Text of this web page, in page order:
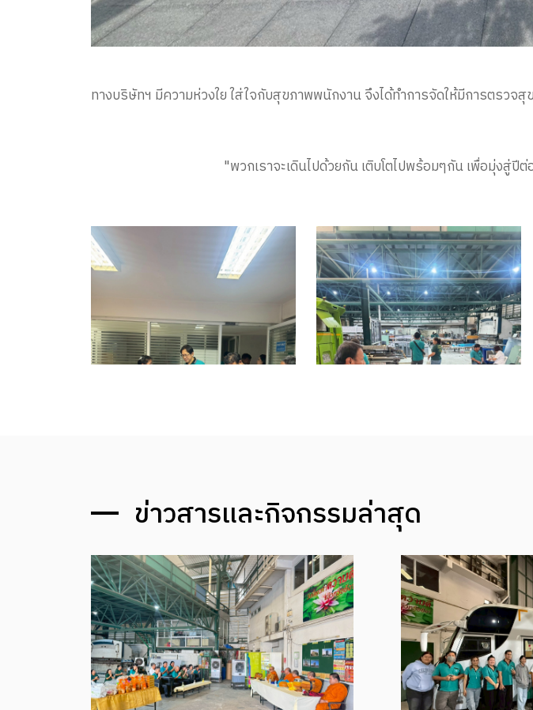
ทางบริษัทฯ มีความห่วงใย ใส่ใจกับสุขภาพพนักงาน จึงได้ทำการจัดให้มีการตรวจ
"พวกเราจะเดินไปด้วยกัน เติบโตไปพร้อมๆกัน เพื่อมุ่งสู่ปีต่อๆไป
ข่าวสารและกิจกรรมล่าสุด